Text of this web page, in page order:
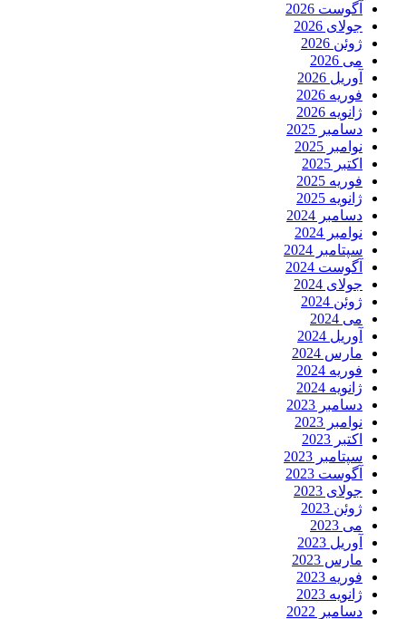
آگوست 2026
جولای 2026
ژوئن 2026
می 2026
آوریل 2026
فوریه 2026
ژانویه 2026
دسامبر 2025
نوامبر 2025
اکتبر 2025
فوریه 2025
ژانویه 2025
دسامبر 2024
نوامبر 2024
سپتامبر 2024
آگوست 2024
جولای 2024
ژوئن 2024
می 2024
آوریل 2024
مارس 2024
فوریه 2024
ژانویه 2024
دسامبر 2023
نوامبر 2023
اکتبر 2023
سپتامبر 2023
آگوست 2023
جولای 2023
ژوئن 2023
می 2023
آوریل 2023
مارس 2023
فوریه 2023
ژانویه 2023
دسامبر 2022